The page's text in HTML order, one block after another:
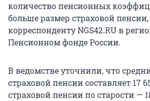
количество пенсионных
больше размер страховой
корреспонденту NGS42.RU в
Пенсионном фонде России.
В ведомстве уточнили, что
страховой пенсии составляет 17
страховой пенсии по старости —